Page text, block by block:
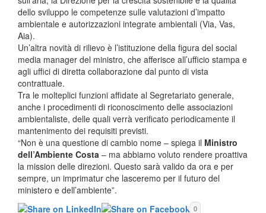
dello sviluppo le competenze sulle valutazioni d’impatto
ambientale e autorizzazioni integrate ambientali (Via, Vas,
Aia).
Un’altra novità di rilievo è l’istituzione della figura del social
media manager del ministro, che afferisce all’ufficio stampa e
agli uffici di diretta collaborazione dal punto di vista
contrattuale.
Tra le molteplici funzioni affidate al Segretariato generale,
anche i procedimenti di riconoscimento delle associazioni
ambientaliste, delle quali verrà verificato periodicamente il
mantenimento dei requisiti previsti.
“Non è una questione di cambio nome – spiega il Ministro
dell’Ambiente Costa – ma abbiamo voluto rendere proattiva
la mission delle direzioni. Questo sarà valido da ora e per
sempre, un imprimatur che lasceremo per il futuro del
ministero e dell’ambiente”.
0